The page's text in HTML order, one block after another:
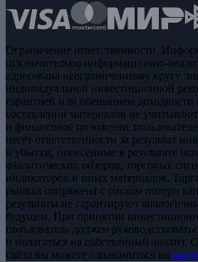
Ограничение ответственности.
исключительно информационно-
адресована неограниченному кругу
индивидуальной инвестиционной
гарантией или обещанием
составлении материалов не
и финансовое положение
несёт ответственности за результат
и убытки, понесённые в результате
аналитических обзоров, торговых
индикаторов и иных материалов.
рынках сопряжена с риском потери
результаты не гарантируют
будущем. При принятии
пользователь должен
и полагаться на собственный анализ.
сайта вы можете ознакомиться на